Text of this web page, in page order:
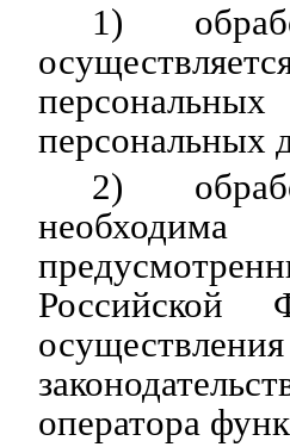
1)
персональных
2)
Российской
оператора